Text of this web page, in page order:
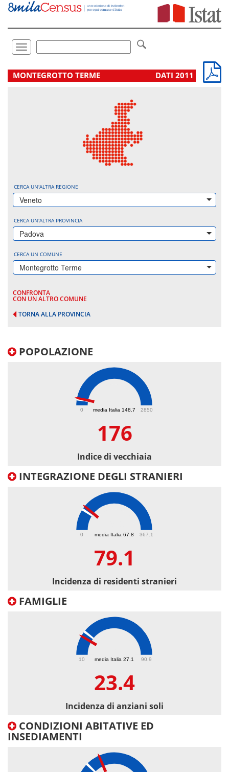
Vai
direttamente
Toggle
navigation
.
MONTEGROTTO TERME DATI 2011
CERCA UN'ALTRA REGIONE
Veneto
CERCA UN'ALTRA PROVINCIA
Padova
CERCA UN COMUNE
Montegrotto Terme
CONFRONTA
CON UN ALTRO COMUNE
TORNA ALLA PROVINCIA
POPOLAZIONE
media Italia 148.7
0 2850
176
Indice di vecchiaia
INTEGRAZIONE DEGLI STRANIERI
media Italia 67.8
0 367.1
79.1
Incidenza di residenti stranieri
FAMIGLIE
media Italia 27.1
10 90.9
23.4
Incidenza di anziani soli
CONDIZIONI ABITATIVE ED
INSEDIAMENTI